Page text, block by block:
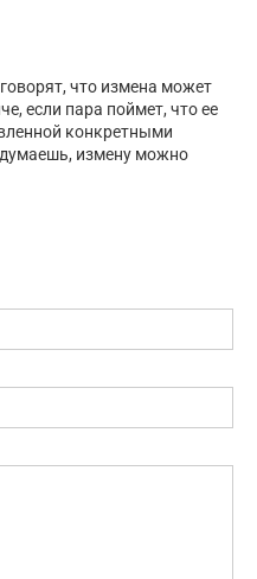
что измена может
если пара поймет, что ее
конкретными
измену можно